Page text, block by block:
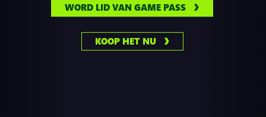
WORD LID VAN GAME PASS
KOOP HET NU